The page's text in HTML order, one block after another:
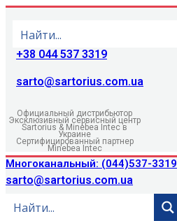
+38 044 537 3319
sarto@sartorius.com.ua
Официальный дистрибьютор
Эксклюзивный сервисный центр
Sartorius & Minebea Intec в
Украине
Сертифицированный партнер
Minebea Intec
Многоканальный: (044)537-3319
sarto@sartorius.com.ua